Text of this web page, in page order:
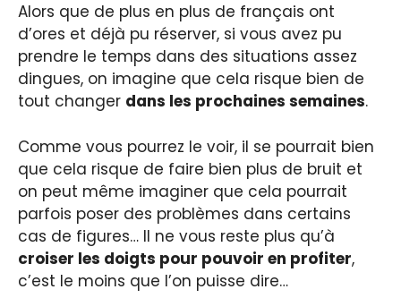
Alors que de plus en plus de français ont
d’ores et déjà pu réserver, si vous avez pu
prendre le temps dans des situations assez
dingues, on imagine que cela risque bien de
tout changer dans les prochaines semaines.
Comme vous pourrez le voir, il se pourrait bien
que cela risque de faire bien plus de bruit et
on peut même imaginer que cela pourrait
parfois poser des problèmes dans certains
cas de figures… Il ne vous reste plus qu’à
croiser les doigts pour pouvoir en profiter,
c’est le moins que l’on puisse dire…